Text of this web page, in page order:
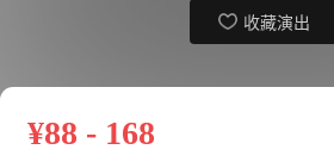
收藏演出
¥88 - 168